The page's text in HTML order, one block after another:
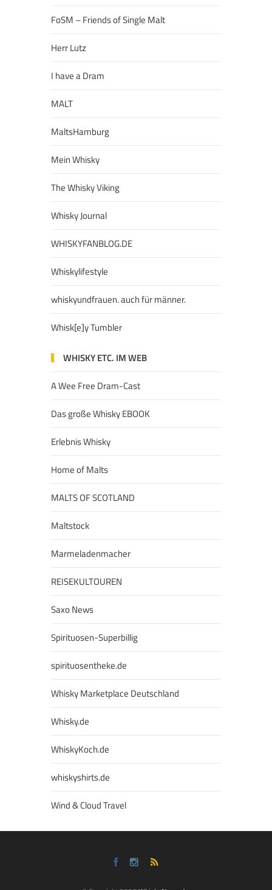
FoSM – Friends of Single Malt
Herr Lutz
I have a Dram
MALT
MaltsHamburg
Mein Whisky
The Whisky Viking
Whisky Journal
WHISKYFANBLOG.DE
Whiskylifestyle
whiskyundfrauen. auch für männer.
Whisk[e]y Tumbler
WHISKY ETC. IM WEB
A Wee Free Dram-Cast
Das große Whisky EBOOK
Erlebnis Whisky
Home of Malts
MALTS OF SCOTLAND
Maltstock
Marmeladenmacher
REISEKULTOUREN
Saxo News
Spirituosen-Superbillig
spirituosentheke.de
Whisky Marketplace Deutschland
Whisky.de
WhiskyKoch.de
whiskyshirts.de
Wind & Cloud Travel